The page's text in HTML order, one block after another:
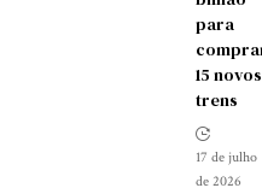
para
15 novos
trens
17 de julho
de 2026